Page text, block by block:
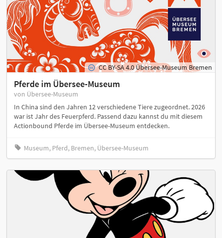
CC BY-SA 4.0 Übersee-Museum Bremen
Pferde im Übersee-Museum
von Übersee-Museum
In China sind den Jahren 12 verschiedene Tiere zugeordnet. 2026
war ist Jahr des Feuerpferd. Passend dazu kannst du mit diesem
Actionbound Pferde im Übersee-Museum entdecken.
Museum, Pferd, Bremen, Übersee-Museum